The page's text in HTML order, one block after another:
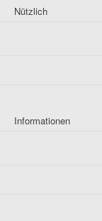
Nützlich
Informationen